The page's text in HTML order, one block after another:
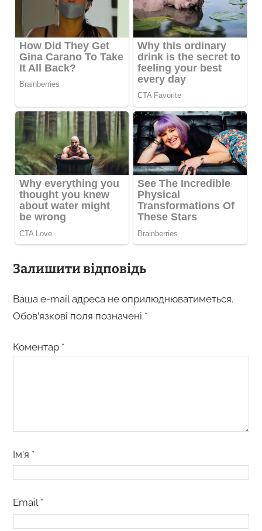
Залишити відповідь
Ваша e-mail адреса не оприлюднюватиметься.
Обов’язкові поля позначені *
Коментар *
Ім’я *
Email *